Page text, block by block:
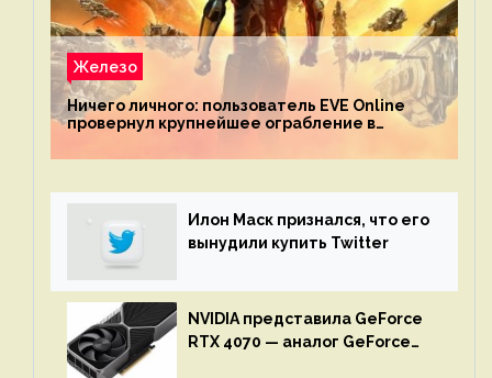
Железо
Ничего личного: пользователь EVE Online
провернул крупнейшее ограбление в
механике
Илон Маск признался, что его
вынудили купить Twitter
NVIDIA представила GeForce
RTX 4070 — аналог GeForce